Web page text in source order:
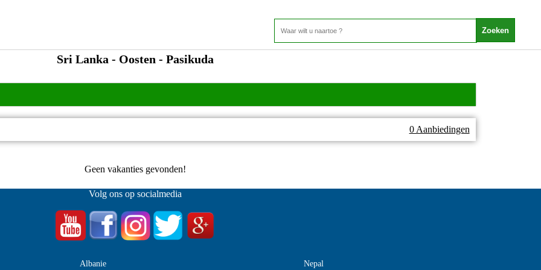
Sri Lanka - Oosten - Pasikuda
0 Aanbiedingen
Geen vakanties gevonden!
Volg ons op socialmedia
Albanie Nepal